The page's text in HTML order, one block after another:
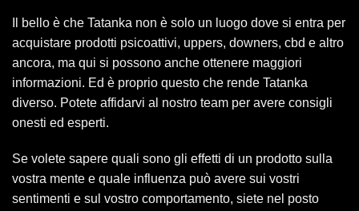
Il bello è che Tatanka non è solo un luogo dove si entra per
acquistare prodotti psicoattivi, uppers, downers, cbd e altro
ancora, ma qui si possono anche ottenere maggiori
informazioni. Ed è proprio questo che rende Tatanka
diverso. Potete affidarvi al nostro team per avere consigli
onesti ed esperti.
Se volete sapere quali sono gli effetti di un prodotto sulla
vostra mente e quale influenza può avere sui vostri
sentimenti e sul vostro comportamento, siete nel posto